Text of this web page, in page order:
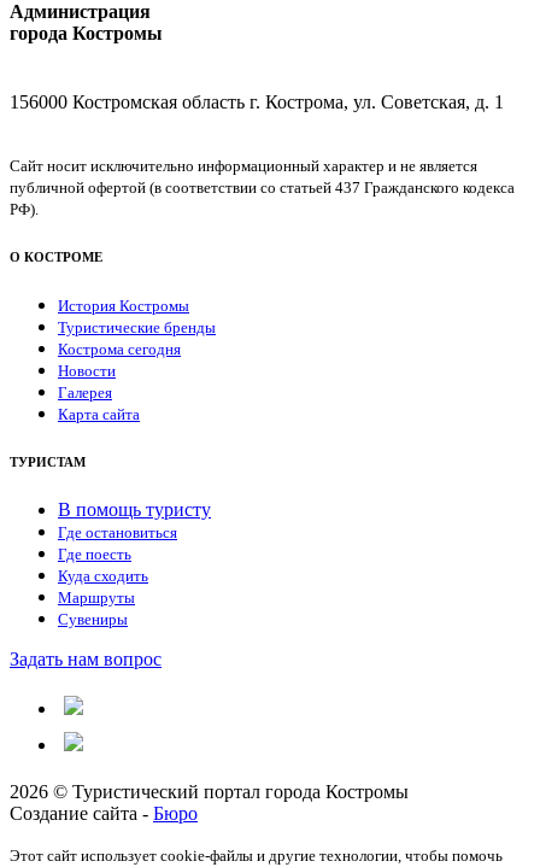
Администрация
города Костромы
156000 Костромская область г. Кострома, ул. Советская, д. 1
Сайт носит исключительно информационный характер и не является
публичной офертой (в соответствии со статьей 437 Гражданского кодекса
РФ).
О КОСТРОМЕ
История Костромы
Туристические бренды
Кострома сегодня
Новости
Галерея
Карта сайта
ТУРИСТАМ
В помощь туристу
Где остановиться
Где поесть
Куда сходить
Маршруты
Сувениры
Задать нам вопрос
2026 © Туристический портал города Костромы
Создание сайта - Бюро
Этот сайт использует cookie-файлы и другие технологии, чтобы помочь